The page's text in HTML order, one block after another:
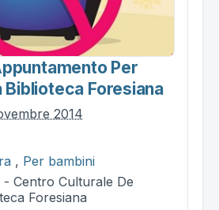
Per
Biblioteca Foresiana
2014
, Per bambini
Centro Culturale De
Foresiana